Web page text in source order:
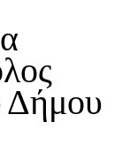
Δήμου